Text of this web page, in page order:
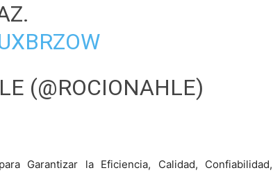
(@ROCIONAHLE)
Garantizar la Eficiencia, Calidad, Confiabilidad,